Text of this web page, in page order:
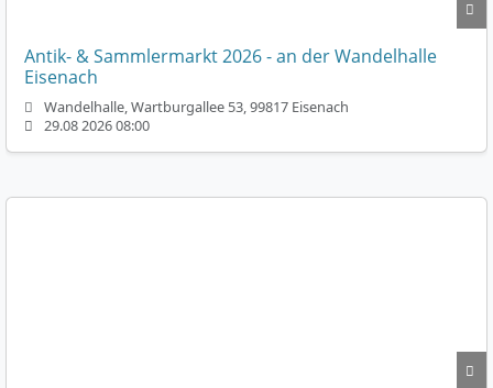
Antik- & Sammlermarkt 2026 - an der Wandelhalle
Eisenach
Wandelhalle, Wartburgallee 53, 99817 Eisenach
29.08 2026 08:00